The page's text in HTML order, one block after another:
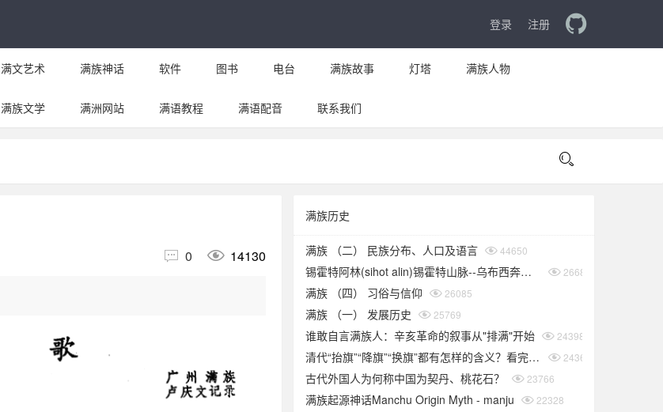
登录 注册
满文艺术 满族神话 软件 图书 电台 满族故事 灯塔 满族人物
满族文学 满洲网站 满语教程 满语配音 联系我们

 0  14130
满族历史
满族 （二） 民族分布、人口及语言 44650
锡霍特阿林(sihot alin)锡霍特山脉--乌布西奔妈妈 26686
满族 （四） 习俗与信仰 26085
满族 （一） 发展历史 25769
谁敢自言满族人：辛亥革命的叙事从"排满"开始 24398
清代“抬旗”“降旗”“换旗”都有怎样的含义？看完你就知道了 24366
古代外国人为何称中国为契丹、桃花石？ 23766
满族起源神话Manchu Origin Myth - manju 22328